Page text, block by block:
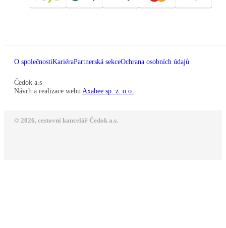
O společnostiKariéraPartnerská sekceOchrana osobních údajů
Čedok a.s
Návrh a realizace webu Axabee sp. z. o.o.
© 2026, cestovní kancelář Čedok a.s.